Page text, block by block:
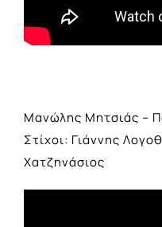
Μανώλης Μητσιάς –
Στίχοι: Γιάννης
Χατζηνάσιος